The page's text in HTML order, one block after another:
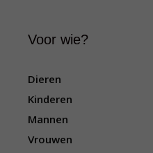
Voor wie?
Dieren
Kinderen
Mannen
Vrouwen